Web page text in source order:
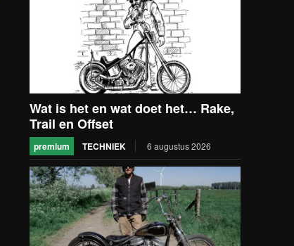
Wat is het en wat doet het… Rake,
Trail en Offset
premium TECHNIEK 6 augustus 2026